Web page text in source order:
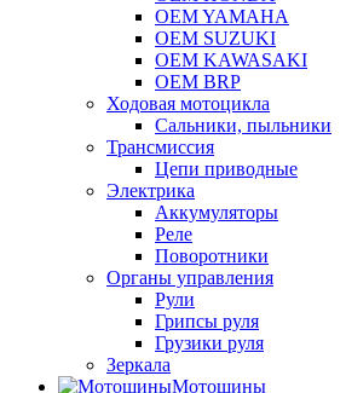
OEM YAMAHA
OEM SUZUKI
OEM KAWASAKI
OEM BRP
Ходовая мотоцикла
Сальники, пыльники
Трансмиссия
Цепи приводные
Электрика
Аккумуляторы
Реле
Поворотники
Органы управления
Рули
Грипсы руля
Грузики руля
Зеркала
Мотошины